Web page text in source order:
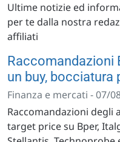
Ultime notizie ed
per te dalla nostra
affiliati
Raccomandazioni
un buy, bocciatura
Finanza e mercati - 07/
Raccomandazioni degli
target price su Bper,